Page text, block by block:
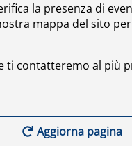
la presenza di
mappa del sito per
ti contatteremo al più
Aggiorna pagina